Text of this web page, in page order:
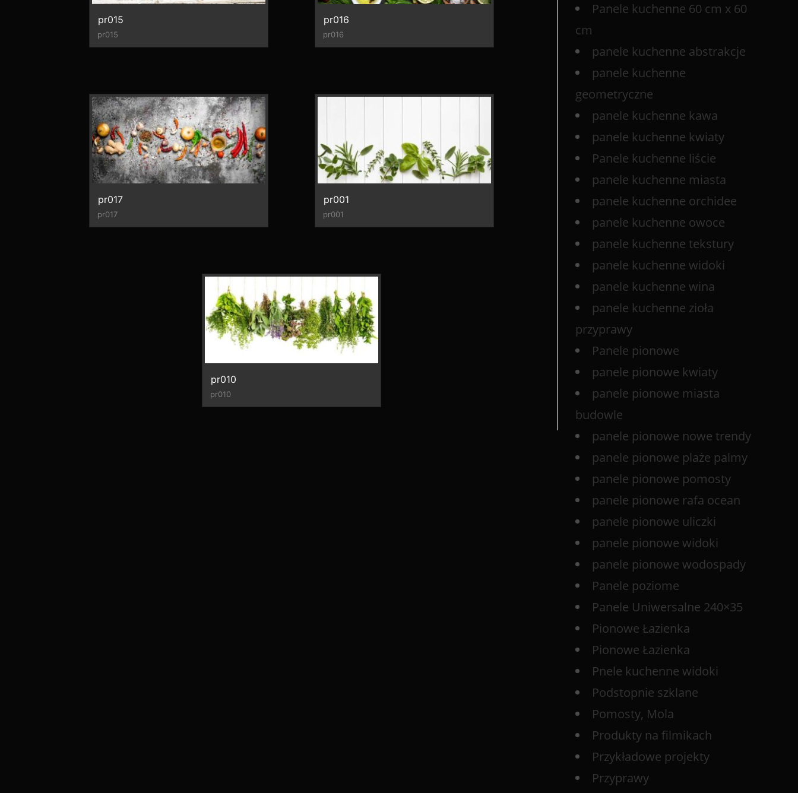
pr015
pr015
pr016
pr016
pr017
pr017
pr001
pr001
pr010
pr010
Panele kuchenne 60 cm x 60
cm
panele kuchenne abstrakcje
panele kuchenne
geometryczne
panele kuchenne kawa
panele kuchenne kwiaty
Panele kuchenne liście
panele kuchenne miasta
panele kuchenne orchidee
panele kuchenne owoce
panele kuchenne tekstury
panele kuchenne widoki
panele kuchenne wina
panele kuchenne zioła
przyprawy
Panele pionowe
panele pionowe kwiaty
panele pionowe miasta
budowle
panele pionowe nowe trendy
panele pionowe plaże palmy
panele pionowe pomosty
panele pionowe rafa ocean
panele pionowe uliczki
panele pionowe widoki
panele pionowe wodospady
Panele poziome
Panele Uniwersalne 240×35
Pionowe Łazienka
Pionowe Łazienka
Pnele kuchenne widoki
Podstopnie szklane
Pomosty, Mola
Produkty na filmikach
Przykładowe projekty
Przyprawy